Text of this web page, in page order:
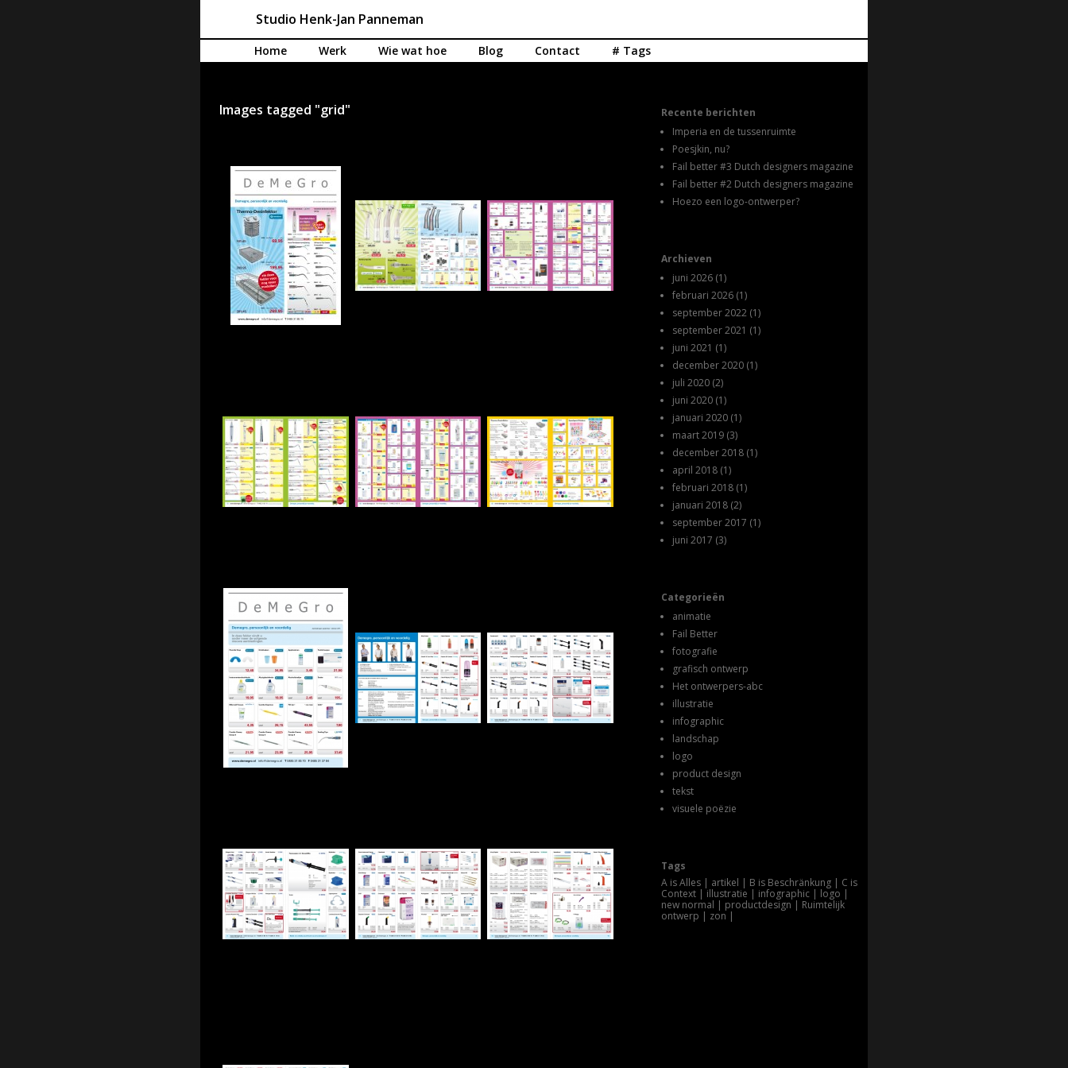
Studio Henk-Jan Panneman
Spring naar de inhoud
Home Werk Wie wat hoe Blog Contact # Tags
Images tagged "grid"
Recente berichten
Imperia en de tussenruimte
Poesjkin, nu?
Fail better #3 Dutch designers magazine
Fail better #2 Dutch designers magazine
Hoezo een logo-ontwerper?
Archieven
juni 2026 (1)
februari 2026 (1)
september 2022 (1)
september 2021 (1)
juni 2021 (1)
december 2020 (1)
juli 2020 (2)
juni 2020 (1)
januari 2020 (1)
maart 2019 (3)
december 2018 (1)
april 2018 (1)
februari 2018 (1)
januari 2018 (2)
september 2017 (1)
juni 2017 (3)
Categorieën
animatie
Fail Better
fotografie
grafisch ontwerp
Het ontwerpers-abc
illustratie
infographic
landschap
logo
product design
tekst
visuele poëzie
Tags
A is Alles
artikel B is Beschränkung
C is
Context
illustratie infographic
logo
new normal
productdesign
Ruimtelijk
ontwerp
zon